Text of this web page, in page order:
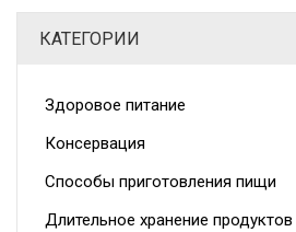
КАТЕГОРИИ
Здоровое питание
Консервация
Способы приготовления пищи
Длительное хранение продуктов